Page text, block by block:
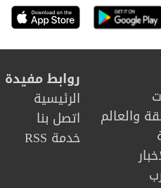
والعالم
روابط مفيدة
الرئيسية
اتصل بنا
خدمة RSS